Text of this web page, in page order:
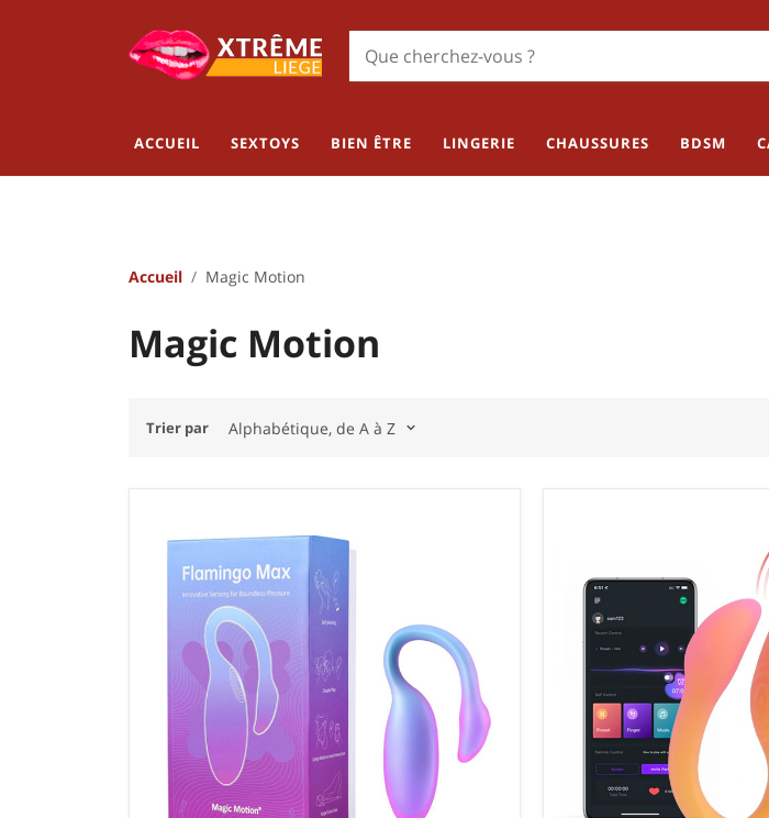
ACCUEIL SEXTOYS BIEN ÊTRE LINGERIE CHAUSSURES BDSM
Accueil Magic Motion
Magic Motion
Trier par